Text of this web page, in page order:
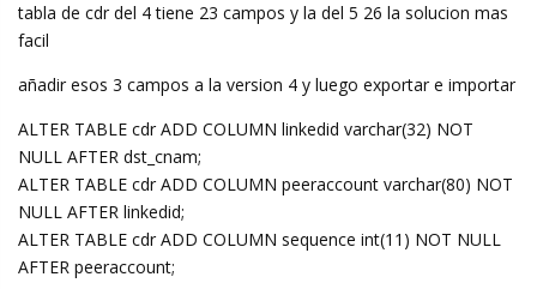
tabla de cdr del 4 tiene 23 campos y la del 5 26 la solucion mas
facil
añadir esos 3 campos a la version 4 y luego exportar e importar
ALTER TABLE cdr ADD COLUMN linkedid varchar(32) NOT
NULL AFTER dst_cnam;
ALTER TABLE cdr ADD COLUMN peeraccount varchar(80) NOT
NULL AFTER linkedid;
ALTER TABLE cdr ADD COLUMN sequence int(11) NOT NULL
AFTER peeraccount;